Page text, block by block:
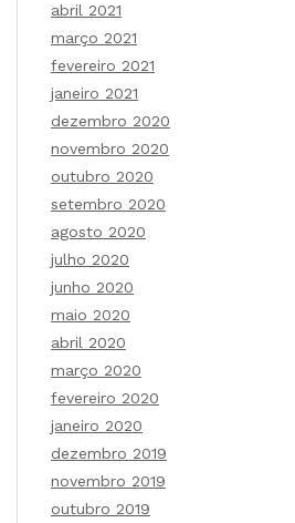
abril 2021
março 2021
fevereiro 2021
janeiro 2021
dezembro 2020
novembro 2020
outubro 2020
setembro 2020
agosto 2020
julho 2020
junho 2020
maio 2020
abril 2020
março 2020
fevereiro 2020
janeiro 2020
dezembro 2019
novembro 2019
outubro 2019